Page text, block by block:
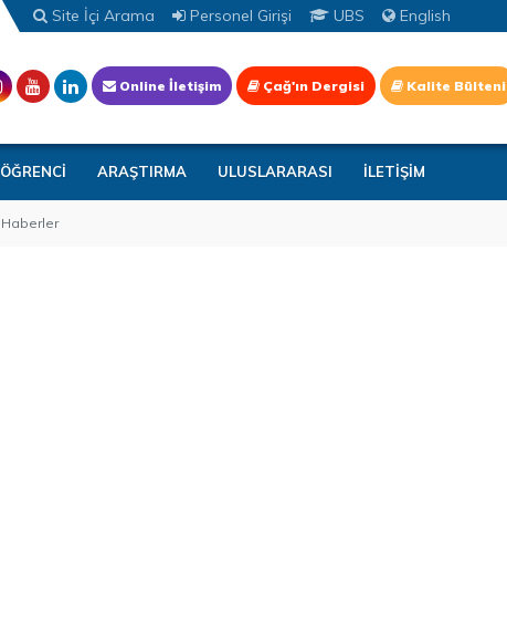
Site İçi Arama Personel Girişi UBS English
Online İletişim Çağ'ın Dergisi Kalite Bülteni
ÖĞRENCİ ARAŞTIRMA ULUSLARARASI İLETİŞİM
Haberler